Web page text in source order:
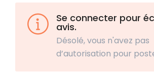
Se connecter pour
avis.
Désolé, vous n'avez pas
d’autorisation pour